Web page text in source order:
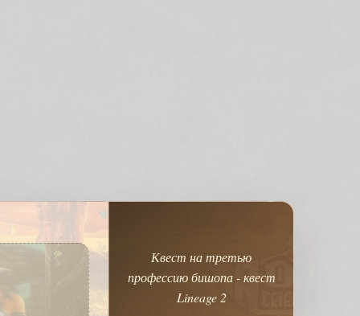
Квест на третью
профессию бишопа - квест
Lineage 2